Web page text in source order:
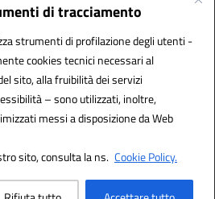
di tracciamento
strumenti di profilazione degli utenti -
cookies tecnici necessari al
sito, alla fruibilità dei servizi
– sono utilizzati, inoltre,
messi a disposizione da Web
sito, consulta la ns. Cookie Policy.
rcic84800t@pec.istruzione.it
(IPA): istsc_rcic84800t
UF3A7N
by 3D Solution S.r.l.
by Designers Italia